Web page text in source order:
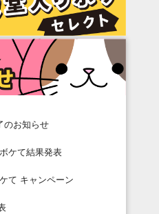
のお知らせ
ケて結果発表
て キャンペーン